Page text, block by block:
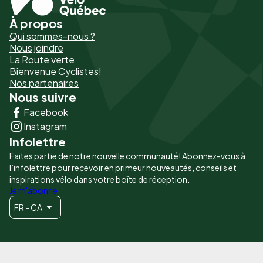
Pied
de
page
-
Liens
principaux
À propos
Qui sommes-nous ?
Nous joindre
La Route verte
Bienvenue Cyclistes!
Nos partenaires
Nous suivre
Facebook
Instagram
Infolettre
Faites partie de notre nouvelle communauté! Abonnez-vous à
l’infolettre pour recevoir en primeur nouveautés, conseils et
inspirations vélo dans votre boîte de réception.
Je m'abonne
FR - CA